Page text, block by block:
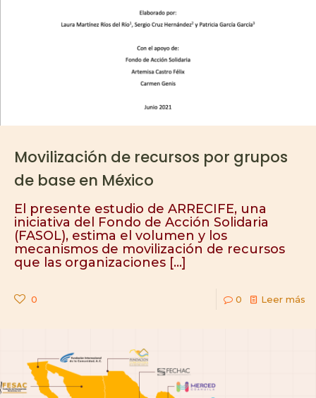
Movilización de recursos por grupos
de base en México
El presente estudio de ARRECIFE, una
iniciativa del Fondo de Acción Solidaria
(FASOL), estima el volumen y los
mecanismos de movilización de recursos
que las organizaciones […]
0 0 Leer más